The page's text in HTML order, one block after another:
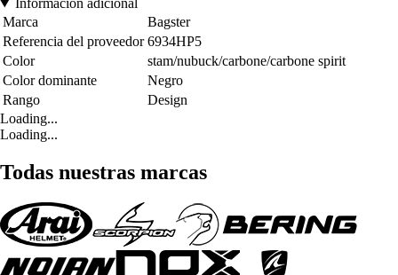
Información adicional
Marca
Bagster
Referencia del proveedor 6934HP5
Color
stam/nubuck/carbone/carbone spirit
Color dominante
Negro
Rango
Design
Loading...
Loading...
Todas nuestras marcas